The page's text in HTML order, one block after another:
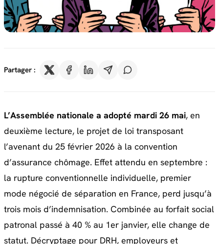
Partager :
L’Assemblée nationale a adopté mardi 26 mai, en
deuxième lecture, le projet de loi transposant
l’avenant du 25 février 2026 à la convention
d’assurance chômage. Effet attendu en septembre :
la rupture conventionnelle individuelle, premier
mode négocié de séparation en France, perd jusqu’à
trois mois d’indemnisation. Combinée au forfait social
patronal passé à 40 % au 1er janvier, elle change de
statut. Décryptage pour DRH, employeurs et